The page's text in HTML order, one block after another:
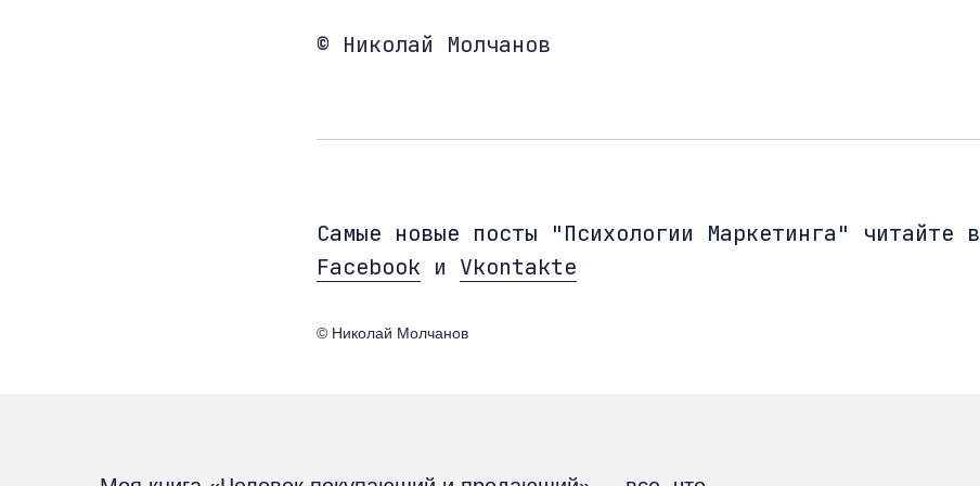
© Николай Молчанов
Cамые новые посты "Психологии Маркетинга" читайте в
Facebook и Vkontakte
© Николай Молчанов